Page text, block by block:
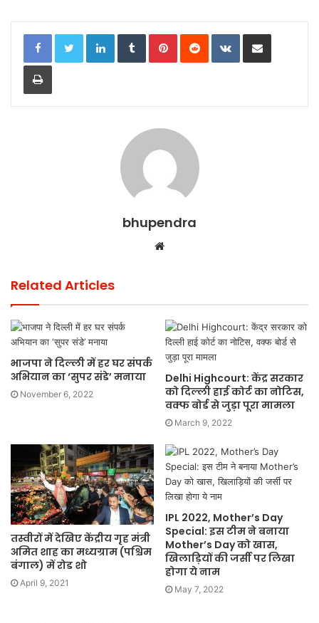
b
o
o
k
A
p
p
LinkedInTumblrPinterestReddit VKontakteShare via Email
Print
bhupendra
Website
Related Articles
भाजपा ने दिल्ली में हर घर संपर्क
अभियान का ‘सुपर संडे’ मनाया
November 6, 2022
Delhi Highcourt: केंद्र सरकार
को दिल्ली हाई कोर्ट का नोटिस,
वक्फ बोर्ड से जुड़ा पूरा मामला
March 9, 2022
तस्वीरों में देखिए केंद्रीय गृह मंत्री
अमित शाह का मध्यग्राम (पश्चिम
बंगाल) में रोड शो
April 9, 2021
IPL 2022, Mother’s Day
Special: इस टीम ने बनाया
Mother’s Day को खास,
खिलाड़ियों की जर्सी पर लिखा
होगा ये नाम
May 7, 2022